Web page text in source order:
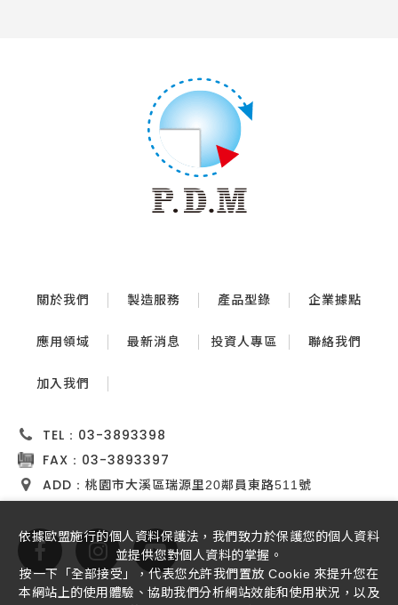
關於我們 製造服務 產品型錄 企業據點
應用領域 最新消息 投資人專區 聯絡我們
加入我們
TEL： 03-3893398
FAX： 03-3893397
ADD： 桃園市大溪區瑞源里20鄰員東路511號
依據歐盟施行的個人資料保護法，我們致力於保護您的個人資料
並提供您對個人資料的掌握。
按一下「全部接受」，代表您允許我們置放 Cookie 來提升您在
本網站上的使用體驗、協助我們分析網站效能和使用狀況，以及